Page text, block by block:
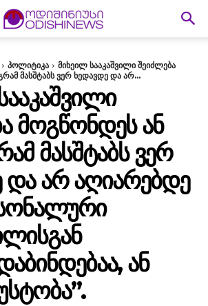
პოლიტიკა
მიხეილ სააკაშვილი შეიძლება
მასშტაბს ვერ ხედავდე და არ...
ᲛᲝᲒᲬᲝᲜᲓᲔᲡ ᲐᲜ
ᲛᲐᲡᲨᲢᲐᲑᲡ ᲕᲔᲠ
ᲓᲐ ᲐᲠ ᲐᲦᲘᲐᲠᲔᲑᲓᲔ
ᲐᲜ